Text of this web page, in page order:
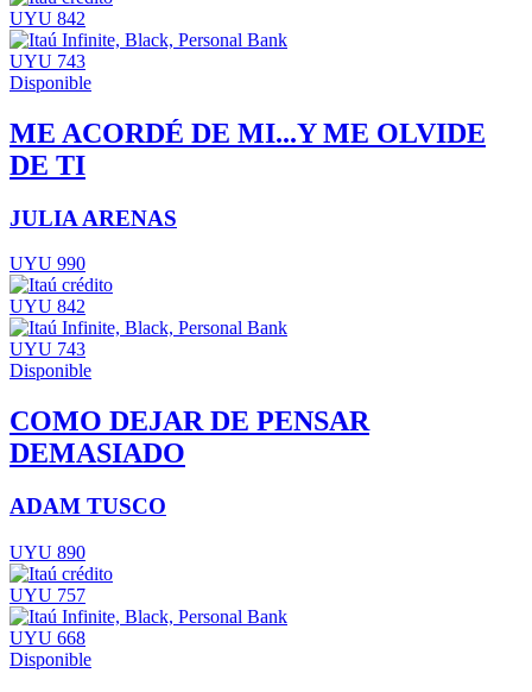
UYU 842
UYU 743
Disponible
ME ACORDÉ DE MI...Y ME OLVIDE
DE TI
JULIA ARENAS
UYU 990
UYU 842
UYU 743
Disponible
COMO DEJAR DE PENSAR
DEMASIADO
ADAM TUSCO
UYU 890
UYU 757
UYU 668
Disponible